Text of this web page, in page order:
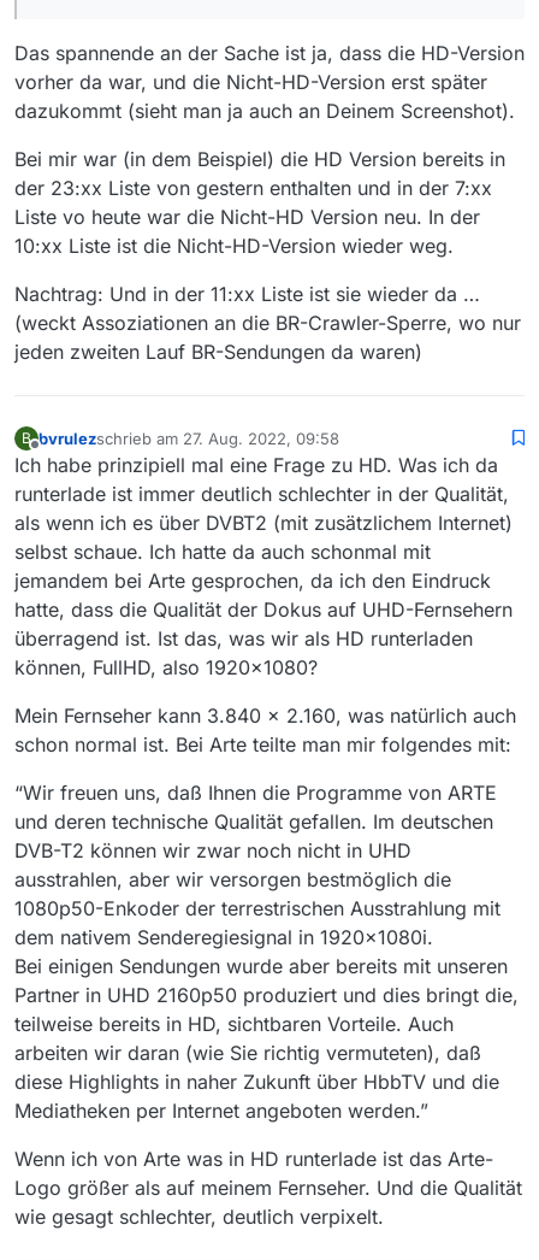
https://rodlzdf-a.akamaihd.net/de/zdf/20/
Das spannende an der Sache ist ja, dass die HD-Version
vorher da war, und die Nicht-HD-Version erst später
dazukommt (sieht man ja auch an Deinem Screenshot).
Bei mir war (in dem Beispiel) die HD Version bereits in
der 23:xx Liste von gestern enthalten und in der 7:xx
Liste vo heute war die Nicht-HD Version neu. In der
10:xx Liste ist die Nicht-HD-Version wieder weg.
Nachtrag: Und in der 11:xx Liste ist sie wieder da …
(weckt Assoziationen an die BR-Crawler-Sperre, wo nur
jeden zweiten Lauf BR-Sendungen da waren)
B
Offline
bvrulezschrieb am 27. Aug. 2022, 09:58
zuletzt editiert von
Ich habe prinzipiell mal eine Frage zu HD. Was ich da
runterlade ist immer deutlich schlechter in der Qualität,
als wenn ich es über DVBT2 (mit zusätzlichem Internet)
selbst schaue. Ich hatte da auch schonmal mit
jemandem bei Arte gesprochen, da ich den Eindruck
hatte, dass die Qualität der Dokus auf UHD-Fernsehern
überragend ist. Ist das, was wir als HD runterladen
können, FullHD, also 1920x1080?
Mein Fernseher kann 3.840 x 2.160, was natürlich auch
schon normal ist. Bei Arte teilte man mir folgendes mit:
“Wir freuen uns, daß Ihnen die Programme von ARTE
und deren technische Qualität gefallen. Im deutschen
DVB-T2 können wir zwar noch nicht in UHD
ausstrahlen, aber wir versorgen bestmöglich die
1080p50-Enkoder der terrestrischen Ausstrahlung mit
dem nativem Senderegiesignal in 1920x1080i.
Bei einigen Sendungen wurde aber bereits mit unseren
Partner in UHD 2160p50 produziert und dies bringt die,
teilweise bereits in HD, sichtbaren Vorteile. Auch
arbeiten wir daran (wie Sie richtig vermuteten), daß
diese Highlights in naher Zukunft über HbbTV und die
Mediatheken per Internet angeboten werden.”
Wenn ich von Arte was in HD runterlade ist das Arte-
Logo größer als auf meinem Fernseher. Und die Qualität
wie gesagt schlechter, deutlich verpixelt.